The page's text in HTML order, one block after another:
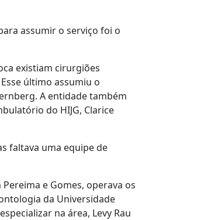
assumir o serviço foi o
existiam cirurgiões
último assumiu o
A entidade também
do HIJG, Clarice
faltava uma equipe de
e Gomes, operava os
da Universidade
na área, Levy Rau